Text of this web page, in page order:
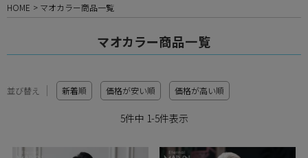
レディース
キッズ
ペア商品
HOME マオカラー商品一覧
マオカラー商品一覧
並び替え 新着順 価格が安い順 価格が高い順
5件中 1-5件表示